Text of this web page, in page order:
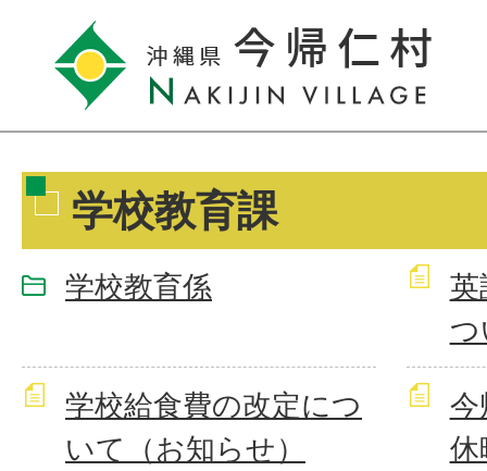
学校教育課
学校教育係
英
学校給食費の改定につ
いて（お知らせ）
今
休